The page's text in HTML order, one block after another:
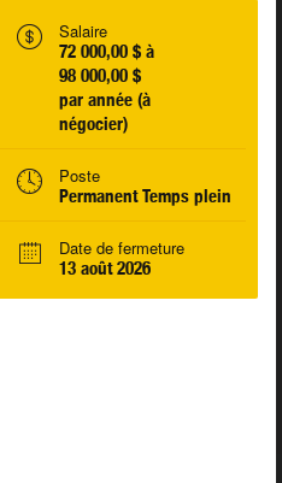
Salaire
72 000,00 $ à
98 000,00 $
par année (à
négocier)
Poste
Permanent Temps plein
Date de fermeture
13 août 2026